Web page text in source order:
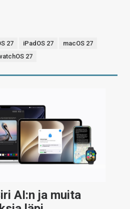
27 iPadOS 27
macOS 27
27
AI:n ja muita